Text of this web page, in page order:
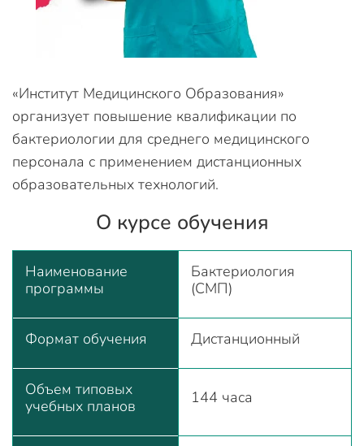
«Институт Медицинского Образования»
организует повышение квалификации по
бактериологии для среднего медицинского
персонала с применением дистанционных
образовательных технологий.
О курсе обучения
Наименование
программы
Бактериология
(СМП)
Формат обучения Дистанционный
Объем типовых
учебных планов
144 часа